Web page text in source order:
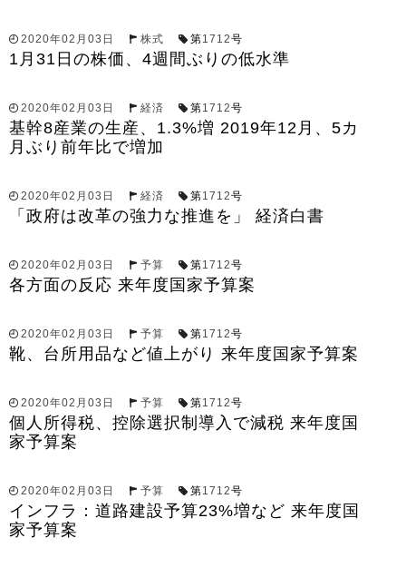
2020年02月03日 株式 第1712号
1月31日の株価、4週間ぶりの低水準
2020年02月03日 経済 第1712号
基幹8産業の生産、1.3%増 2019年12月、5カ
月ぶり前年比で増加
2020年02月03日 経済 第1712号
「政府は改革の強力な推進を」 経済白書
2020年02月03日 予算 第1712号
各方面の反応 来年度国家予算案
2020年02月03日 予算 第1712号
靴、台所用品など値上がり 来年度国家予算案
2020年02月03日 予算 第1712号
個人所得税、控除選択制導入で減税 来年度国
家予算案
2020年02月03日 予算 第1712号
インフラ：道路建設予算23%増など 来年度国
家予算案